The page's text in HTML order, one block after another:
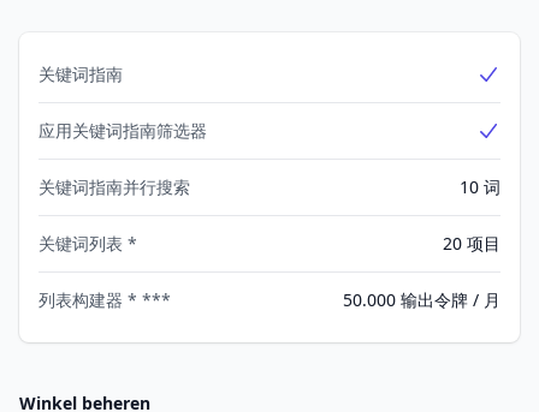
关键词指南
应用关键词指南筛选器
关键词指南并行搜索 10 词
关键词列表 * 20 项目
列表构建器 * *** 50.000 输出令牌 / 月
Winkel beheren